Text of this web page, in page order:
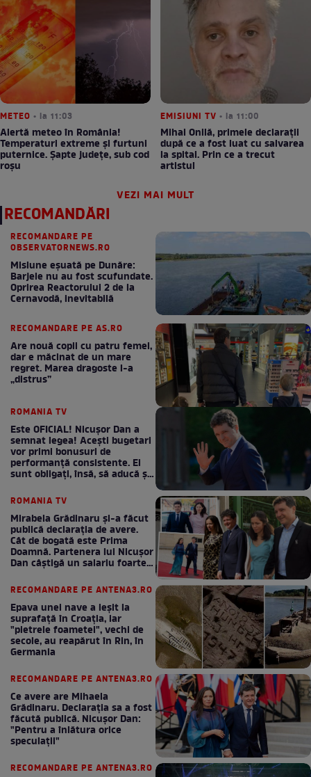
METEO • la 11:03
Alertă meteo în România!
Temperaturi extreme și furtuni
puternice. Șapte județe, sub cod
roșu
EMISIUNI TV • la 11:00
Mihai Onilă, primele declarații
după ce a fost luat cu salvarea
la spital. Prin ce a trecut
artistul
VEZI MAI MULT
RECOMANDĂRI
RECOMANDARE PE
OBSERVATORNEWS.RO
Misiune eșuată pe Dunăre:
Barjele nu au fost scufundate.
Oprirea Reactorului 2 de la
Cernavodă, inevitabilă
RECOMANDARE PE AS.RO
Are nouă copii cu patru femei,
dar e măcinat de un mare
regret. Marea dragoste l-a
„distrus”
ROMANIA TV
Este OFICIAL! Nicușor Dan a
semnat legea! Acești bugetari
vor primi bonusuri de
performanță consistente. Ei
sunt obligați, însă, să aducă și
ROMANIA TV
Mirabela Grădinaru și-a făcut
publică declarația de avere.
Cât de bogată este Prima
Doamnă. Partenera lui Nicușor
Dan câștigă un salariu foarte
RECOMANDARE PE ANTENA3.RO
Epava unei nave a ieșit la
suprafață în Croația, iar
"pietrele foametei", vechi de
secole, au reapărut în Rin, în
Germania
RECOMANDARE PE ANTENA3.RO
Ce avere are Mihaela
Grădinaru. Declarația sa a fost
făcută publică. Nicușor Dan:
"Pentru a înlătura orice
speculații"
RECOMANDARE PE ANTENA3.RO